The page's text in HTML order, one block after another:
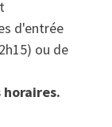
d'entrée
ou de
horaires.